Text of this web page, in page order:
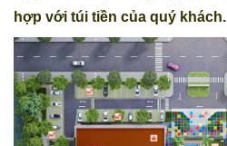
hợp với túi tiền của quý khách.